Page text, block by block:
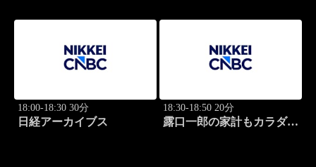
18:00-18:30 30分
日経アーカイブス
18:30-18:50 20分
露口一郎の家計もカラダも